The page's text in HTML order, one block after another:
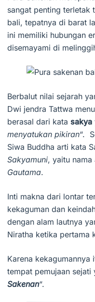
sangat penting terletak
bali, tepatnya di barat
ini memiliki hubungan
disemayami di
Berbalut nilai sejarah
Dwi jendra Tattwa
berasal dari kata sakya
menyatukan pikiran“.
Siwa Buddha arti kata
Sakyamuni, yaitu nama
Gautama.
Inti makna dari lontar
kekaguman dan
dengan alam lautnya
Niratha ketika pertama
Karena kekagumannya
tempat pemujaan sejati
Sakenan“.